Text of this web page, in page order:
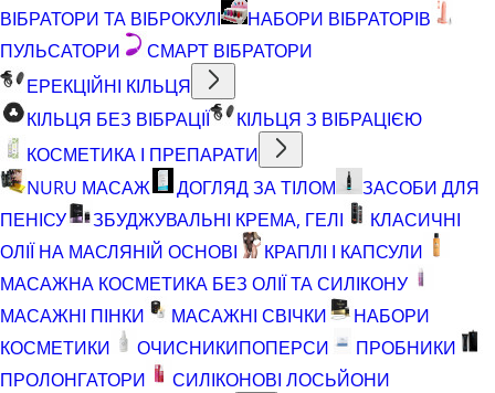
ВІБРАТОРИ ТА ВІБРОКУЛІ
НАБОРИ ВІБРАТОРІВ
ПУЛЬСАТОРИ
СМАРТ ВІБРАТОРИ
ЕРЕКЦІЙНІ КІЛЬЦЯ
КІЛЬЦЯ БЕЗ ВІБРАЦІЇ
КІЛЬЦЯ З ВІБРАЦІЄЮ
КОСМЕТИКА І ПРЕПАРАТИ
NURU МАСАЖ
ДОГЛЯД ЗА ТІЛОМ
ЗАСОБИ ДЛЯ
ПЕНІСУ
ЗБУДЖУВАЛЬНІ КРЕМА, ГЕЛІ
КЛАСИЧНІ
ОЛІЇ НА МАСЛЯНІЙ ОСНОВІ
КРАПЛІ І КАПСУЛИ
МАСАЖНА КОСМЕТИКА БЕЗ ОЛІЇ ТА СИЛІКОНУ
МАСАЖНІ ПІНКИ
МАСАЖНІ СВІЧКИ
НАБОРИ
КОСМЕТИКИ
ОЧИСНИКИПОПЕРСИ
ПРОБНИКИ
ПРОЛОНГАТОРИ
СИЛІКОНОВІ ЛОСЬЙОНИ